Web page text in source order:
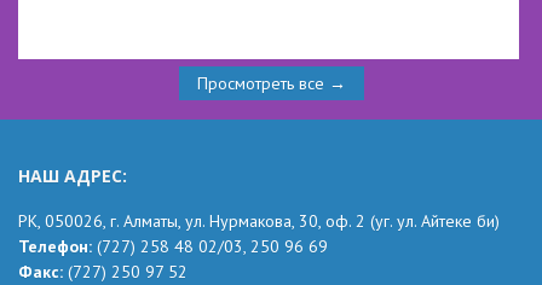
Просмотреть все →
НАШ АДРЕС:
РК, 050026, г. Алматы, ул. Нурмакова, 30, оф. 2 (уг. ул. Айтеке би)
Телефон: (727) 258 48 02/03, 250 96 69
Факс: (727) 250 97 52